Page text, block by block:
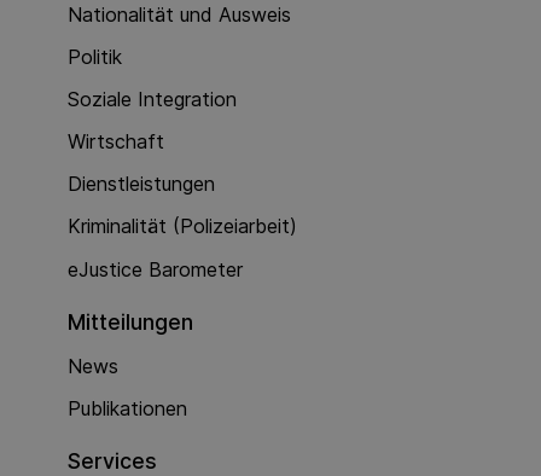
Nationalität und Ausweis
Politik
Soziale Integration
Wirtschaft
Dienstleistungen
Kriminalität (Polizeiarbeit)
eJustice Barometer
Mitteilungen
News
Publikationen
Services